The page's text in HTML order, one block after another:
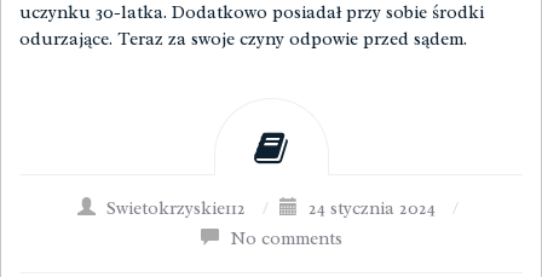
uczynku 30-latka. Dodatkowo posiadał przy sobie środki
odurzające. Teraz za swoje czyny odpowie przed sądem.
Swietokrzyskie112 / 24 stycznia 2024
/
No comments